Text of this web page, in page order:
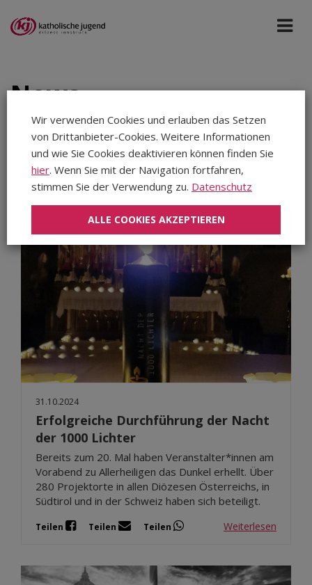
News
Katholische Jugend Okt 2024
Aug 2026
Jul 2026
Jun 2026
Mai 2026
Apr 2026
Mär 2026
Feb 2026
Jan 2026
Dez 2025
Nov 2025
Sep 2025
31.10.2024
Erfolgreiche Durchführung der Nacht
der 1000 Lichter
Bereits zum 20. Mal haben Veranstalter*innen am
Vorabend zu Allerheiligen das Dunkel erhellt. Über
280 Projektorte in allen Diözesen Österreichs, in
Südtirol und in der Schweiz haben sich beteiligt.
Teilen Teilen Teilen Weiterlesen
Wir verwenden Cookies und erlauben das Setzen
von Drittanbieter-Cookies. Weitere Informationen
und wie Sie Cookies deaktivieren können finden Sie
hier. Wenn Sie mit der Navigation fortfahren,
stimmen Sie der Verwendung zu. Datenschutz
ALLE COOKIES AKZEPTIEREN